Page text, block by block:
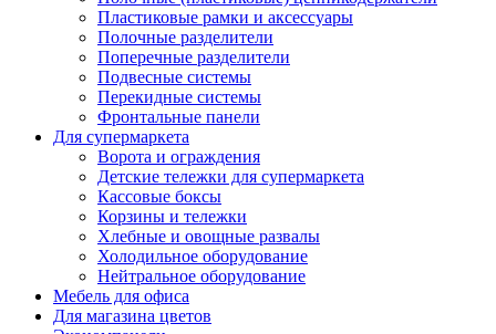
Пластиковые рамки и аксессуары
Полочные разделители
Поперечные разделители
Подвесные системы
Перекидные системы
Фронтальные панели
Для супермаркета
Ворота и ограждения
Детские тележки для супермаркета
Кассовые боксы
Корзины и тележки
Хлебные и овощные развалы
Холодильное оборудование
Нейтральное оборудование
Мебель для офиса
Для магазина цветов